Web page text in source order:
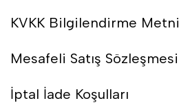
KVKK Bilgilendirme Metni
Mesafeli Satış Sözleşmesi
İptal İade Koşulları